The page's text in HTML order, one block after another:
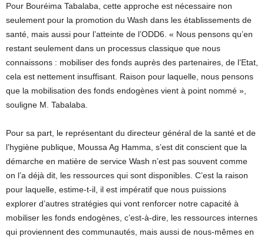
Pour Bouréima Tabalaba, cette approche est nécessaire non
seulement pour la promotion du Wash dans les établissements de
santé, mais aussi pour l’atteinte de l’ODD6. « Nous pensons qu’en
restant seulement dans un processus classique que nous
connaissons : mobiliser des fonds auprès des partenaires, de l’Etat,
cela est nettement insuffisant. Raison pour laquelle, nous pensons
que la mobilisation des fonds endogènes vient à point nommé »,
souligne M. Tabalaba.
Pour sa part, le représentant du directeur général de la santé et de
l’hygiène publique, Moussa Ag Hamma, s’est dit conscient que la
démarche en matière de service Wash n’est pas souvent comme
on l’a déjà dit, les ressources qui sont disponibles. C’est la raison
pour laquelle, estime-t-il, il est impératif que nous puissions
explorer d’autres stratégies qui vont renforcer notre capacité à
mobiliser les fonds endogènes, c’est-à-dire, les ressources internes
qui proviennent des communautés, mais aussi de nous-mêmes en